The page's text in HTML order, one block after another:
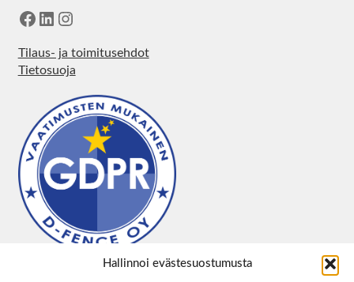
Hallinnoi evästesuostumusta
Facebook
LinkedIn
Instagram
Tilaus- ja toimitusehdot
Tietosuoja